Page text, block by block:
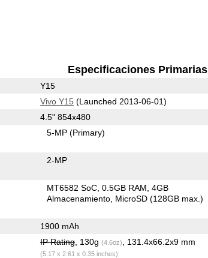
Especificaciones Primarias
Y15
Vivo Y15 (Launched 2013-06-01)
4.5" 854x480
5-MP(Primary)
2-MP
MT6582 SoC 0.5GB RAM 4GB
Almacenamiento MicroSD (128GB max.)
1900 mAh
IP Rating, 130g (4.6oz) , 131.4x66.2x9 mm
(5.17 x 2.61 x 0.35 inches)